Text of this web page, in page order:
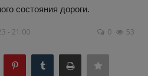
состояния дороги.
- 21:00 0 53